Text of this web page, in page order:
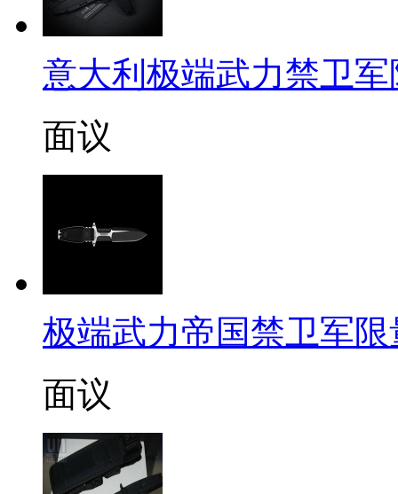
意大利极端武力禁卫
面议
极端武力帝国禁卫军
面议